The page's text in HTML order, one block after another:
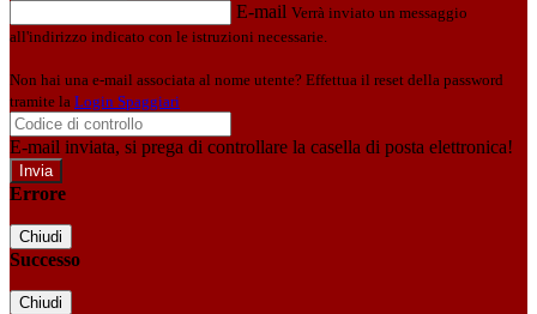
E-mail Verrà inviato un messaggio
all'indirizzo indicato con le istruzioni necessarie.
Non hai una e-mail associata al nome utente? Effettua il reset della password
tramite la Login Spaggiari
E-mail inviata, si prega di controllare la casella di posta elettronica!
Errore
Chiudi
Successo
Chiudi